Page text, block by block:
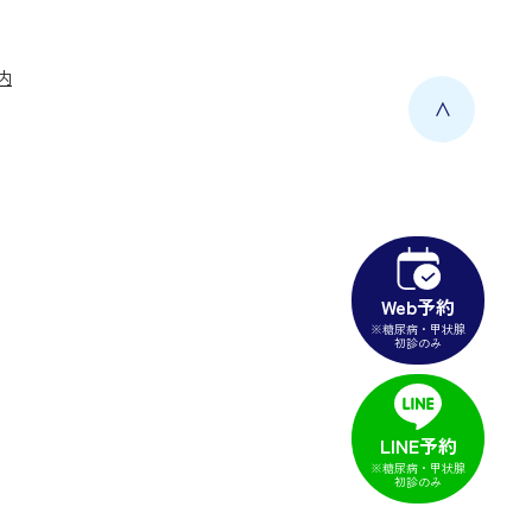
＞
Web予約
※糖尿病・甲状腺
初診のみ
LINE予約
※糖尿病・甲状腺
初診のみ